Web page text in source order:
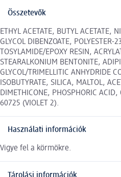
Összetevők
ETHYL ACETATE, BUTYL ACETATE,
GLYCOL DIBENZOATE, POLYESTER-
TOSYLAMIDE/EPOXY RESIN,
STEARALKONIUM BENTONITE,
GLYCOL/TRIMELLITIC ANHYDRIDE
ISOBUTYRATE, SILICA, MALTOL,
DIMETHICONE, PHOSPHORIC ACID,
60725 (VIOLET 2).
Használati információk
Vigye fel a körmökre.
Tárolási információk